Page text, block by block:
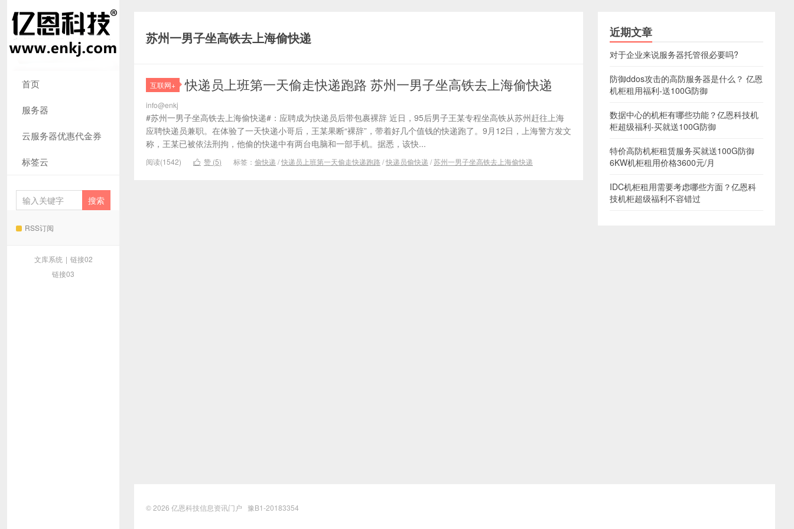
首页
服务器
云服务器优惠代金券
标签云
RSS订阅
文库系统 | 链接02
链接03
苏州一男子坐高铁去上海偷快递
互联网+ 快递员上班第一天偷走快递跑路 苏州一男子坐高铁去上海偷快递
info@enkj
#苏州一男子坐高铁去上海偷快递#：应聘成为快递员后带包裹裸辞 近日，95后男子王某专程坐高铁从苏州赶往上海
应聘快递员兼职。在体验了一天快递小哥后，王某果断“裸辞”，带着好几个值钱的快递跑了。9月12日，上海警方发文
称，王某已被依法刑拘，他偷的快递中有两台电脑和一部手机。据悉，该快...
阅读(1542)  赞 (5) 标签： 偷快递 /快递员上班第一天偷走快递跑路 /快递员偷快递 /苏州一男子坐高铁去上海偷快递
近期文章
对于企业来说服务器托管很必要吗?
防御ddos攻击的高防服务器是什么？ 亿恩
机柜租用福利-送100G防御
数据中心的机柜有哪些功能？亿恩科技机
柜超级福利-买就送100G防御
特价高防机柜租赁服务买就送100G防御
6KW机柜租用价格3600元/月
IDC机柜租用需要考虑哪些方面？亿恩科
技机柜超级福利不容错过
© 2026 亿恩科技信息资讯门户 豫B1-20183354